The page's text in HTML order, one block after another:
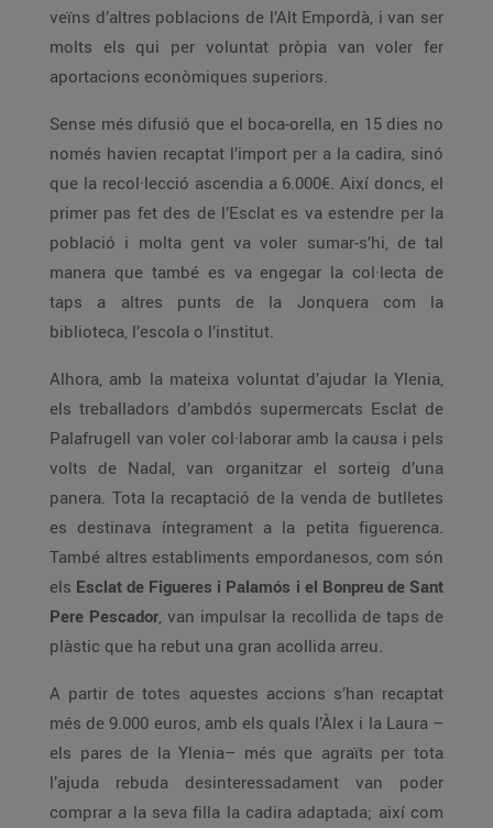
veïns d’altres poblacions de l’Alt Empordà, i van ser
molts els qui per voluntat pròpia van voler fer
aportacions econòmiques superiors.
Sense més difusió que el boca-orella, en 15 dies no
només havien recaptat l’import per a la cadira, sinó
que la recol·lecció ascendia a 6.000€. Així doncs, el
primer pas fet des de l’Esclat es va estendre per la
població i molta gent va voler sumar-s’hi, de tal
manera que també es va engegar la col·lecta de
taps a altres punts de la Jonquera com la
biblioteca, l’escola o l’institut.
Alhora, amb la mateixa voluntat d’ajudar la Ylenia,
els treballadors d’ambdós supermercats Esclat de
Palafrugell van voler col·laborar amb la causa i pels
volts de Nadal, van organitzar el sorteig d’una
panera. Tota la recaptació de la venda de butlletes
es destinava íntegrament a la petita figuerenca.
També altres establiments empordanesos, com són
els Esclat de Figueres i Palamós i el Bonpreu de Sant
Pere Pescador , van impulsar la recollida de taps de
plàstic que ha rebut una gran acollida arreu.
A partir de totes aquestes accions s’han recaptat
més de 9.000 euros, amb els quals l’Àlex i la Laura –
els pares de la Ylenia– més que agraïts per tota
l’ajuda rebuda desinteressadament van poder
comprar a la seva filla la cadira adaptada; així com